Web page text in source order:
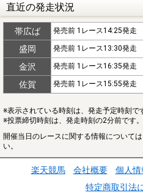
直近の発走状況
帯広ば 発売前 1レース14:25発走
盛岡 発売前 1レース13:30発走
金沢 発売前 1レース16:35発走
佐賀 発売前 1レース15:55発走
※表示されている時刻は、発走予定時刻で
※投票締切時刻は、発走時刻の2分前です。
開催当日のレースに関する情報について
い。
楽天競馬 会社概要 個人
特定商取引法